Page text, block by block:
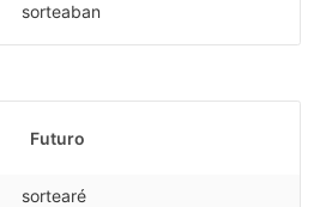
sorteaban
Futuro
sortearé